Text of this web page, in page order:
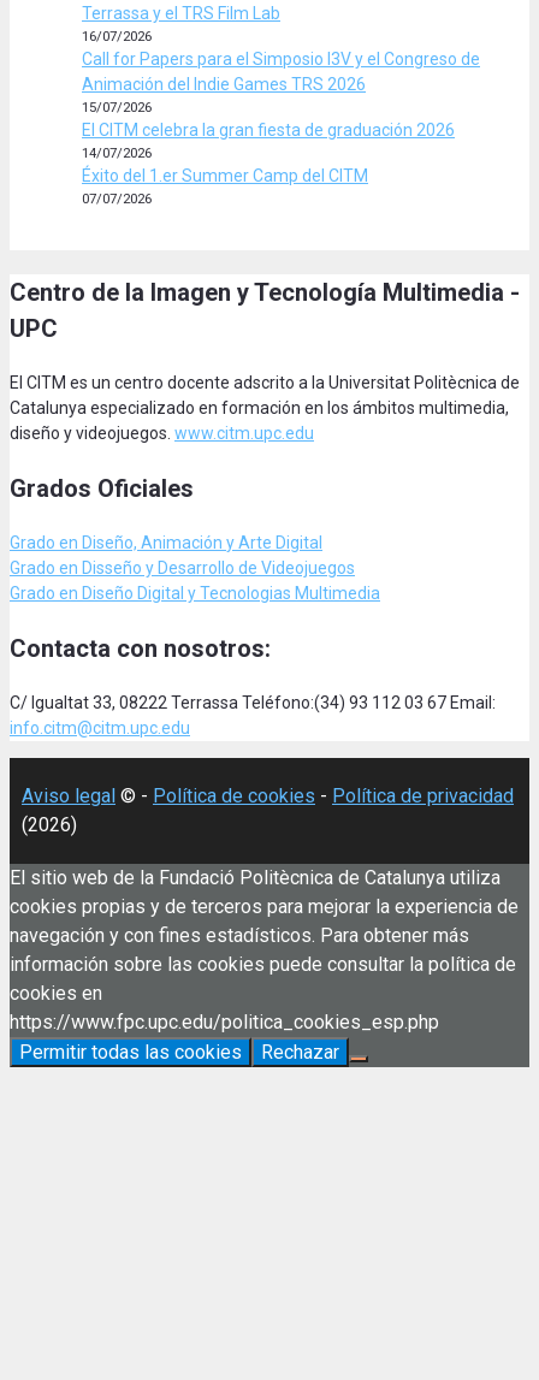
Terrassa y el TRS Film Lab
16/07/2026
Call for Papers para el Simposio I3V y el Congreso de
Animación del Indie Games TRS 2026
15/07/2026
El CITM celebra la gran fiesta de graduación 2026
14/07/2026
Éxito del 1.er Summer Camp del CITM
07/07/2026
Centro de la Imagen y Tecnología Multimedia -
UPC
El CITM es un centro docente adscrito a la Universitat Politècnica de
Catalunya especializado en formación en los ámbitos multimedia,
diseño y videojuegos. www.citm.upc.edu
Grados Oficiales
Grado en Diseño, Animación y Arte Digital
Grado en Disseño y Desarrollo de Videojuegos
Grado en Diseño Digital y Tecnologias Multimedia
Contacta con nosotros:
C/ Igualtat 33, 08222 Terrassa Teléfono:(34) 93 112 03 67 Email:
info.citm@citm.upc.edu
Aviso legal © - Política de cookies - Política de privacidad
(2026)
El sitio web de la Fundació Politècnica de Catalunya utiliza
cookies propias y de terceros para mejorar la experiencia de
navegación y con fines estadísticos. Para obtener más
información sobre las cookies puede consultar la política de
cookies en
https://www.fpc.upc.edu/politica_cookies_esp.php
Permitir todas las cookies
Rechazar